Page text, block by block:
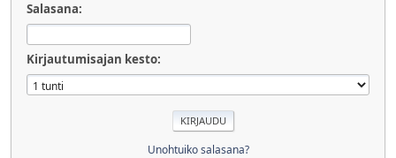
Salasana:
Kirjautumisajan kesto:
Unohtuiko salasana?